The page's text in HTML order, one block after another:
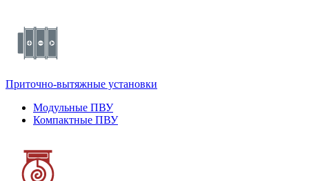
Приточно-вытяжные установки
Модульные ПВУ
Компактные ПВУ